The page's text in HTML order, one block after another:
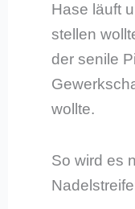
Hase läuft
stellen
der senile
wollte.
So wird es